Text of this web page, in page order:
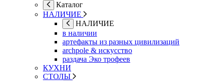
Каталог
НАЛИЧИЕ
НАЛИЧИЕ
в наличии
артефакты из разных цивилизаций
archpole & искусство
раздача Эко трофеев
КУХНИ
СТОЛЫ